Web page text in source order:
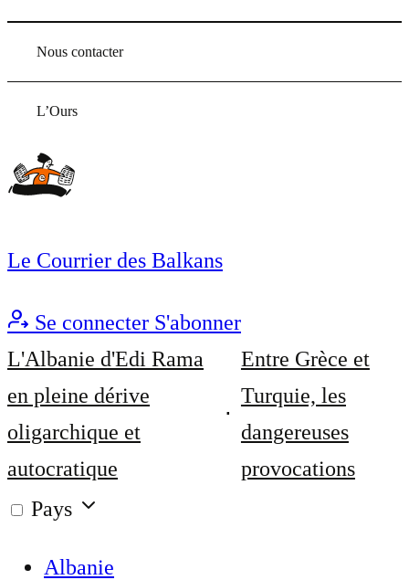
Nous contacter
L’Ours
Le Courrier des Balkans
Se connecter S'abonner
L'Albanie d'Edi Rama
en pleine dérive
oligarchique et
autocratique
Entre Grèce et
Turquie, les
dangereuses
provocations
Pays
Albanie